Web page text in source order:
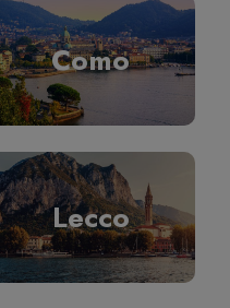
Como
Lecco